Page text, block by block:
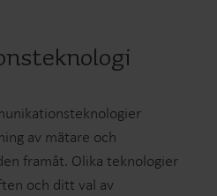
av mätare och
framåt. Olika teknologier
och ditt val av